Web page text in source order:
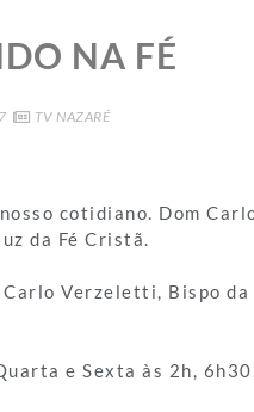
NA FÉ
TV NAZARÉ
cotidiano. Dom
da Fé Cristã.
Carlo Verzeletti, Bispo
e Sexta às 2h,